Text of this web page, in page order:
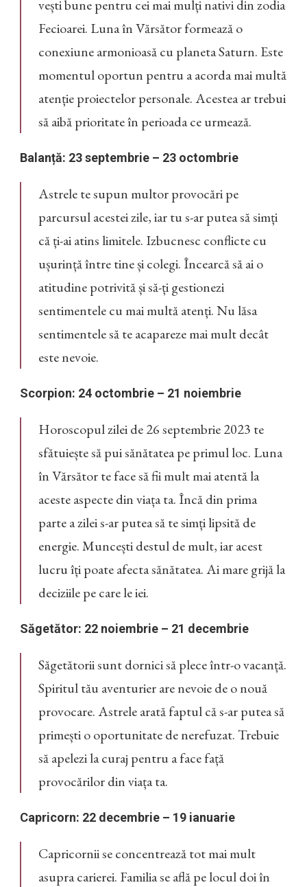
vești bune pentru cei mai mulți nativi din zodia
Fecioarei. Luna în Vărsător formează o
conexiune armonioasă cu planeta Saturn. Este
momentul oportun pentru a acorda mai multă
atenție proiectelor personale. Acestea ar trebui
să aibă prioritate în perioada ce urmează.
Balanță: 23 septembrie – 23 octombrie
Astrele te supun multor provocări pe
parcursul acestei zile, iar tu s-ar putea să simți
că ți-ai atins limitele. Izbucnesc conflicte cu
ușurință între tine și colegi. Încearcă să ai o
atitudine potrivită și să-ți gestionezi
sentimentele cu mai multă atenți. Nu lăsa
sentimentele să te acapareze mai mult decât
este nevoie.
Scorpion: 24 octombrie – 21 noiembrie
Horoscopul zilei de 26 septembrie 2023 te
sfătuiește să pui sănătatea pe primul loc. Luna
în Vărsător te face să fii mult mai atentă la
aceste aspecte din viața ta. Încă din prima
parte a zilei s-ar putea să te simți lipsită de
energie. Muncești destul de mult, iar acest
lucru îți poate afecta sănătatea. Ai mare grijă la
deciziile pe care le iei.
Săgetător: 22 noiembrie – 21 decembrie
Săgetătorii sunt dornici să plece într-o vacanță.
Spiritul tău aventurier are nevoie de o nouă
provocare. Astrele arată faptul că s-ar putea să
primești o oportunitate de nerefuzat. Trebuie
să apelezi la curaj pentru a face față
provocărilor din viața ta.
Capricorn: 22 decembrie – 19 ianuarie
Capricornii se concentrează tot mai mult
asupra carierei. Familia se află pe locul doi în